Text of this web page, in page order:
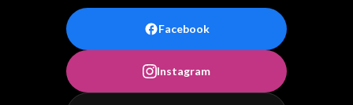
Facebook
Instagram